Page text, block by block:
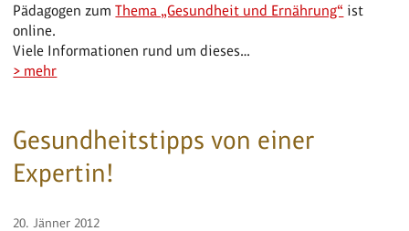
Pädagogen zumThema „Gesundheit und Ernährung“ ist
online.
Viele Informationen rund um dieses…
> mehr
Gesundheitstipps von einer
Expertin!
20. Jänner 2012